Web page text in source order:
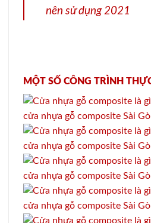
nên sử dụng 2021
MỘT SỐ CÔNG TRÌNH